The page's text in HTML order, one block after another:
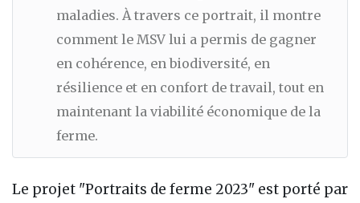
maladies. À travers ce portrait, il montre
comment le MSV lui a permis de gagner
en cohérence, en biodiversité, en
résilience et en confort de travail, tout en
maintenant la viabilité économique de la
ferme.
Le projet "Portraits de ferme 2023" est porté par